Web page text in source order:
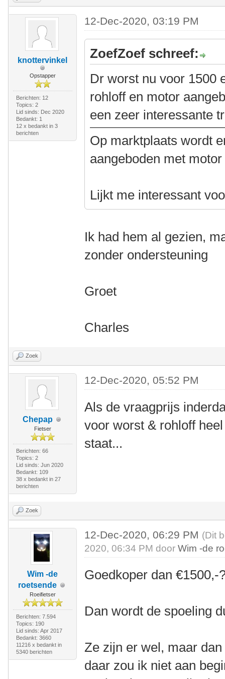
knottervinkel
Opstapper
Berichten: 12
Topics: 2
Lid sinds: Dec 2020
Bedankt: 1
12 x bedankt in 3
berichten
12-Dec-2020, 03:19 PM
ZoefZoef schreef:
Dr worst nu voor 1500
rohloff en motor
een zeer interessante
Op marktplaats wordt
aangeboden met
Lijkt me interessant
Ik had hem al gezien,
zonder ondersteuning
Groet
Charles
Zoek
Chepap
Fietser
Berichten: 66
Topics: 2
Lid sinds: Jun 2020
Bedankt: 109
38 x bedankt in 27
berichten
12-Dec-2020, 05:52 PM
Als de vraagprijs
voor worst & rohloff
staat...
Zoek
Wim -de
roetsende
Roeifietser
Berichten: 7.594
Topics: 190
Lid sinds: Apr 2017
Bedankt: 3660
11216 x bedankt in
5340 berichten
12-Dec-2020, 06:29 PM (Dit
2020, 06:34 PM doorWim -de
Goedkoper dan €1500,-
Dan wordt de spoeling
Ze zijn er wel, maar
daar zou ik niet aan